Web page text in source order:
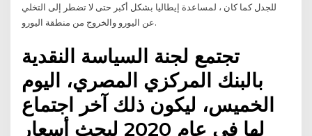
للجدل كما كان ، لمساعدة إيطاليا بشكل أكبر حتى لا تضطر إلى التخلي
عن اليورو والخروج من منطقة اليورو.
تجتمع لجنة السياسة النقدية
بالبنك المركزي المصري، اليوم
الخميس، ليكون ذلك آخر اجتماع
لها في عام 2020 لبحث أسعار